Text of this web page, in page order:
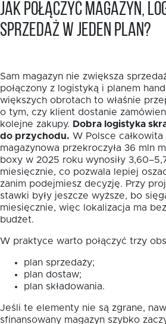
Jak połączyć magazyn,
sprzedaż w jeden plan?
Sam magazyn nie zwiększa
połączony z logistyką i planem
większych obrotach to właśnie
o tym, czy klient dostanie
kolejne zakupy. Dobra logistyka
do przychodu. W Polsce
magazynowa przekroczyła 36 mln
boxy w 2025 roku wynosiły
miesięcznie, co pozwala lepiej
zanim podejmiesz decyzję. Przy
stawki były jeszcze wyższe, bo
miesięcznie, więc lokalizacja ma
budżet.
W praktyce warto połączyć trzy
plan sprzedaży;
plan dostaw;
plan składowania.
Jeśli te elementy nie są zgrane,
sfinansowany magazyn szybko